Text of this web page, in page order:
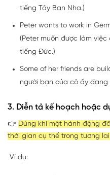
tiếng Tây Ban Nha.)
Peter wants to work in
(Peter muốn được làm
tiếng Đức.)
Some of her friends are
người bạn của cô ấy đang
3. Diễn tả kế hoạch hoặc
👉 Dùng khi một hành động
thời gian cụ thể trong tương
Ví dụ: